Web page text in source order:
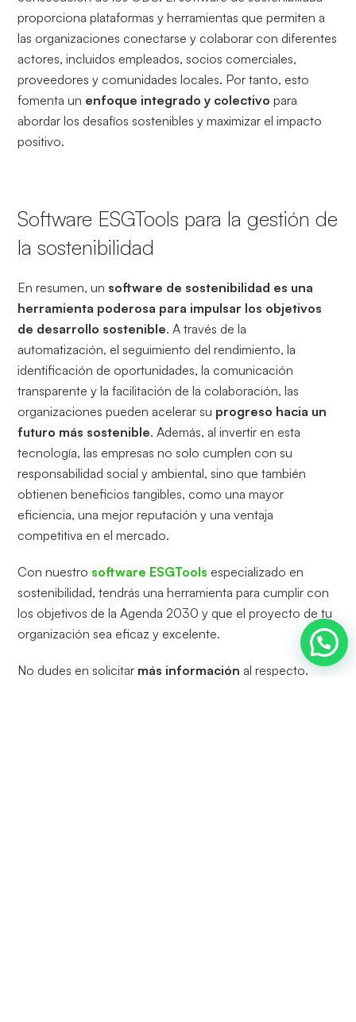
proporciona plataformas y herramientas que permiten a
las organizaciones conectarse y colaborar con diferentes
actores, incluidos empleados, socios comerciales,
proveedores y comunidades locales. Por tanto, esto
fomenta un enfoque integrado y colectivo para
abordar los desafíos sostenibles y maximizar el impacto
positivo.
Software ESGTools para la gestión de
la sostenibilidad
En resumen, un software de sostenibilidad es una
herramienta poderosa para impulsar los objetivos
de desarrollo sostenible. A través de la
automatización, el seguimiento del rendimiento, la
identificación de oportunidades, la comunicación
transparente y la facilitación de la colaboración, las
organizaciones pueden acelerar su progreso hacia un
futuro más sostenible. Además, al invertir en esta
tecnología, las empresas no solo cumplen con su
responsabilidad social y ambiental, sino que también
obtienen beneficios tangibles, como una mayor
eficiencia, una mejor reputación y una ventaja
competitiva en el mercado.
Con nuestro software ESGTools especializado en
sostenibilidad, tendrás una herramienta para cumplir con
los objetivos de la Agenda 2030 y que el proyecto de tu
organización sea eficaz y excelente.
No dudes en solicitar más información al respecto.